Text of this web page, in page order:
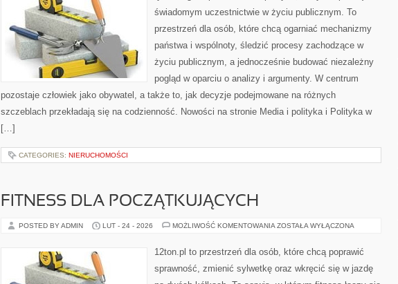
świadomym uczestnictwie w życiu publicznym. To
przestrzeń dla osób, które chcą ogarniać mechanizmy
państwa i wspólnoty, śledzić procesy zachodzące w
życiu publicznym, a jednocześnie budować niezależny
pogląd w oparciu o analizy i argumenty. W centrum
pozostaje człowiek jako obywatel, a także to, jak decyzje podejmowane na różnych
szczeblach przekładają się na codzienność. Nowości na stronie Media i polityka i Polityka w
[…]
CATEGORIES: NIERUCHOMOŚCI
FITNESS DLA POCZĄTKUJĄCYCH
POSTED BY ADMIN LUT - 24 - 2026 MOŻLIWOŚĆ KOMENTOWANIA FITNESS
ZOSTAŁA WYŁĄCZONA
12ton.pl to przestrzeń dla osób, które chcą poprawić
sprawność, zmienić sylwetkę oraz wkręcić się w jazdę